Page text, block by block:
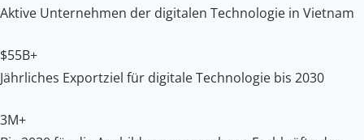
Aktive Unternehmen der digitalen Technologie in Vietnam
$55B+
Jährliches Exportziel für digitale Technologie bis 2030
3M+